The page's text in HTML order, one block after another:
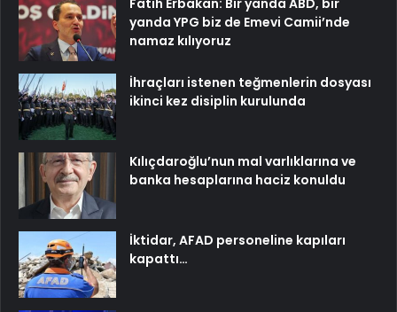
Fatih Erbakan: Bir yanda ABD, bir
yanda YPG biz de Emevi Camii’nde
namaz kılıyoruz
İhraçları istenen teğmenlerin dosyası
ikinci kez disiplin kurulunda
Kılıçdaroğlu’nun mal varlıklarına ve
banka hesaplarına haciz konuldu
İktidar, AFAD personeline kapıları
kapattı…